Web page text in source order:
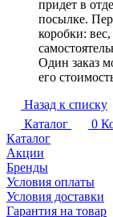
придет в
посылке.
коробки:
Один заказ
его
Назад к списку
Каталог
0
Каталог
Акции
Бренды
Условия оплаты
Условия доставки
Гарантия на товар